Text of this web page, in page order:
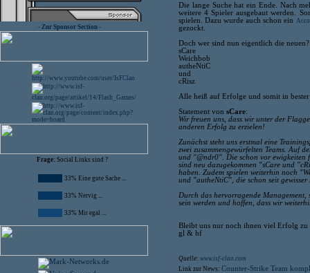
- Zur Sponsor Section -
Frage: Social Links sind ?
33% Eine gute Sache ...
33% Nervig ...
33% Mir egal ...
Die lange Suche hat ein Ende. Nach
weitere 4 Spieler ausgebaut werden.
spielen. Dazu wurde auch schon ein
gezockt.
Doch wer sind nun eigentlich die neuen?
sCare
Weichbob
autheNtiC
und
cRisz
Alle heiß auf Erfolge und somit in
Statement von sCare:
Wir freuen uns, dass wir unter der
anderen Erfolg zu erzielen!
Zunächst steht uns erstmal eine
zwei zusammengewürfelten Teams. Auf
und "@ndr0". Die schon vor ewigkeiten
sind neu dazugekommen "sCare und
haben. Zudem spielen weiterhin noch
und "autheNtiC", die schon seit
Durch das hervorragende
sein werden und hoffen, dass wir
Bleibt uns nur noch ihnen viel Erfolg zu
gl & hf
Quelle: www.isf-clan.com
Link zur News: Counter-Strike Team